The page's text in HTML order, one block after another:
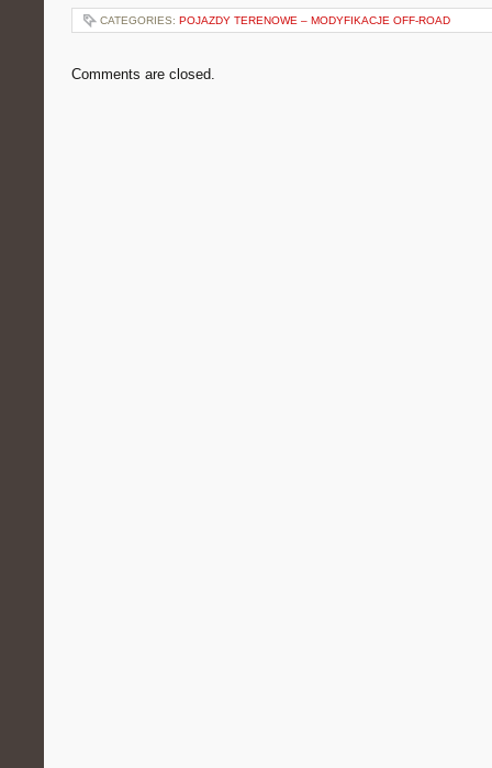
CATEGORIES: POJAZDY TERENOWE – MODYFIKACJE OFF-ROAD
Comments are closed.